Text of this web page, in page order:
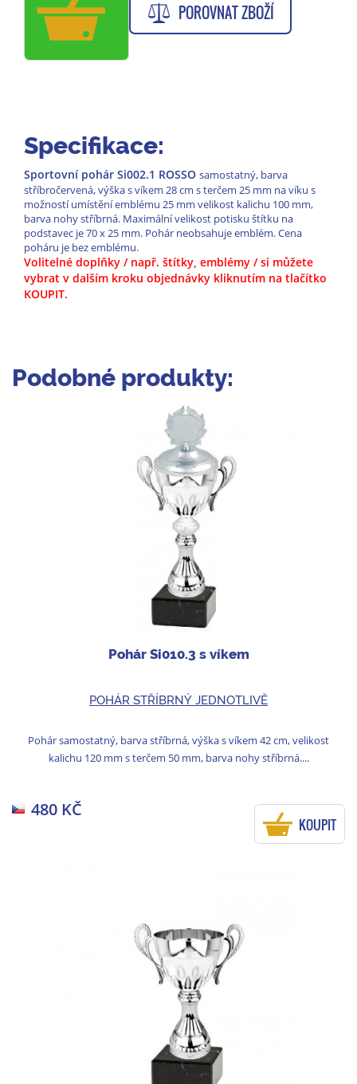
POROVNAT ZBOŽÍ
Specifikace:
Sportovní pohár Si002.1 ROSSO samostatný, barva
stříbročervená, výška s víkem 28 cm s terčem 25 mm na víku s
možností umístění emblému 25 mm velikost kalichu 100 mm,
barva nohy stříbrná. Maximální velikost potisku štítku na
podstavec je 70 x 25 mm. Pohár neobsahuje emblém. Cena
poháru je bez emblému.
Volitelné doplňky / např. štítky, emblémy / si můžete
vybrat v dalším kroku objednávky kliknutím na tlačítko
KOUPIT.
Podobné produkty:
Pohár Si010.3 s víkem
POHÁR STŘÍBRNÝ JEDNOTLIVĚ
Pohár samostatný, barva stříbrná, výška s víkem 42 cm, velikost
kalichu 120 mm s terčem 50 mm, barva nohy stříbrná....
480 KČ
KOUPIT